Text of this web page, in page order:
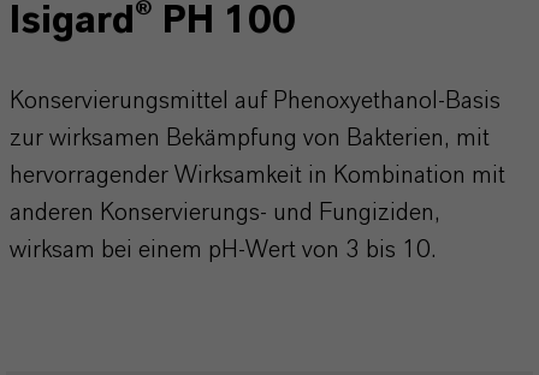
Isigard® PH 100
Konservierungsmittel auf Phenoxyethanol-Basis
zur wirksamen Bekämpfung von Bakterien, mit
hervorragender Wirksamkeit in Kombination mit
anderen Konservierungs- und Fungiziden,
wirksam bei einem pH-Wert von 3 bis 10.